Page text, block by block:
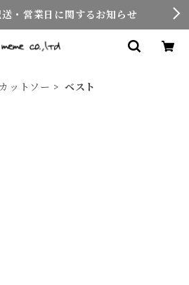
送・営業日に関するお知らせ
カットソー ベスト